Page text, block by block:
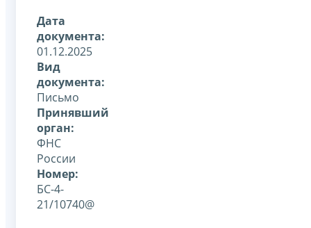
Дата
документа:
01.12.2025
Вид
документа:
Письмо
Принявший
орган:
ФНС
России
Номер:
БС-4-
21/10740@